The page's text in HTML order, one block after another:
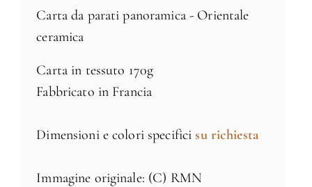
Carta da parati panoramica - Orientale
ceramica
Carta in tessuto 170g
Fabbricato in Francia
Dimensioni e colori specificisu richiesta
Immagine originale: (C) RMN